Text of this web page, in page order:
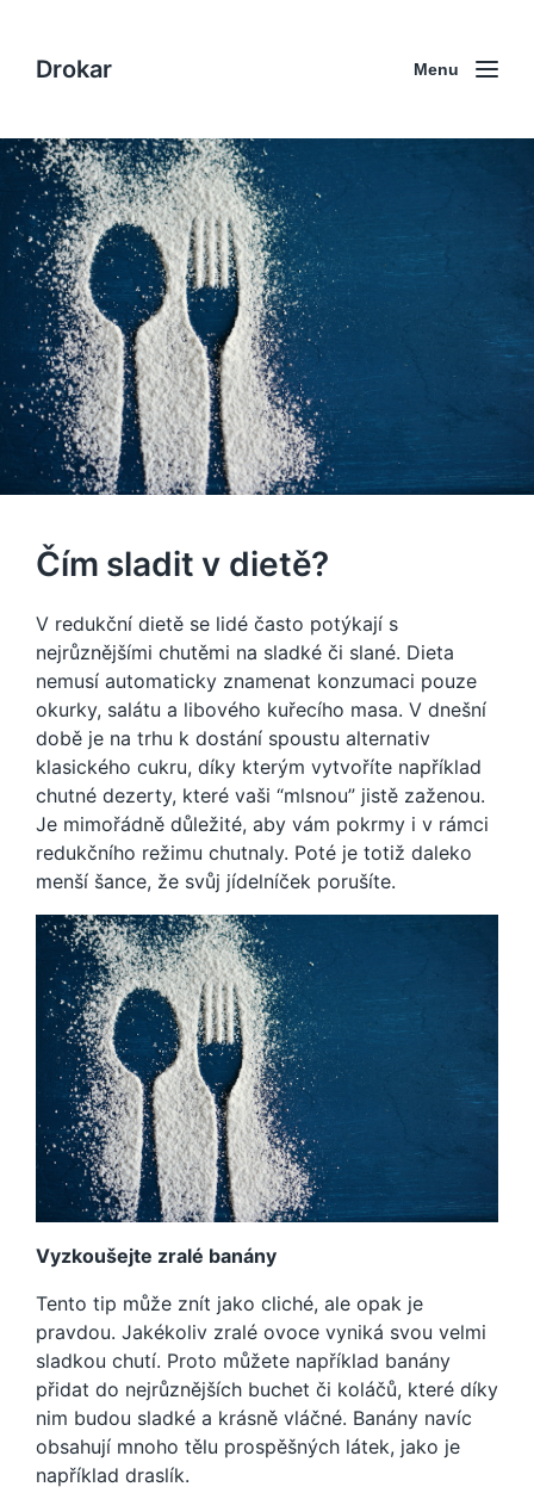
Drokar Menu
Čím sladit v dietě?
V redukční dietě se lidé často potýkají s
nejrůznějšími chutěmi na sladké či slané. Dieta
nemusí automaticky znamenat konzumaci pouze
okurky, salátu a libového kuřecího masa. V dnešní
době je na trhu k dostání spoustu alternativ
klasického cukru, díky kterým vytvoříte například
chutné dezerty, které vaši “mlsnou” jistě zaženou.
Je mimořádně důležité, aby vám pokrmy i v rámci
redukčního režimu chutnaly. Poté je totiž daleko
menší šance, že svůj jídelníček porušíte.
Vyzkoušejte zralé banány
Tento tip může znít jako cliché, ale opak je
pravdou. Jakékoliv zralé ovoce vyniká svou velmi
sladkou chutí. Proto můžete například banány
přidat do nejrůznějších buchet či koláčů, které díky
nim budou sladké a krásně vláčné. Banány navíc
obsahují mnoho tělu prospěšných látek, jako je
například draslík.